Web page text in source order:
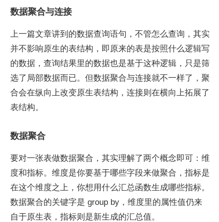
数据聚合与连接
上一篇文章讲到的数据查询语句，不管怎么查询，其实
并不影响原生的表结构，即原来的表是按照什么逻辑写
的数据，查询结果里的数据也是基于这种逻辑，只是筛
选了局部数据而已。但数据聚合与连接就不一样了，聚
合会在纵向上改变原生表结构，连接则在横向上拓展了
表结构。
数据聚合
要对一张表做数据聚合，其实理解了两个概念即可：维
度和指标。维度是你要基于哪些字段来做聚合，指标是
在这个维度之上，你想用什么汇总函数生成哪些指标。
数据聚合的关键字是 group by，维度里的属性值仍来
自于原生表，指标则是新生成的汇总值。